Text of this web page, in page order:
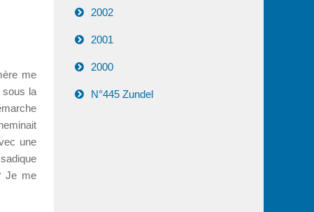
me
sous la
une
Je me
2002
2001
2000
N°445 Zundel